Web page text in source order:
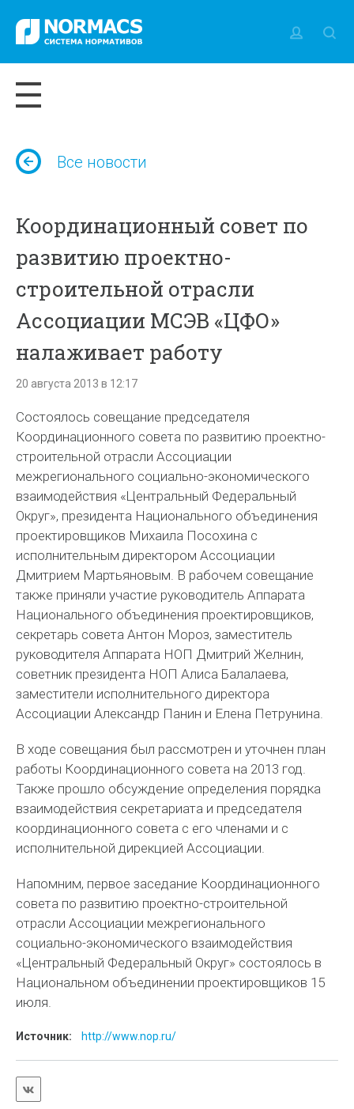
Все новости
Координационный совет по
развитию проектно-
строительной отрасли
Ассоциации МСЭВ «ЦФО»
налаживает работу
20 августа 2013 в 12:17
Состоялось совещание председателя
Координационного совета по развитию проектно-
строительной отрасли Ассоциации
межрегионального социально-экономического
взаимодействия «Центральный Федеральный
Округ», президента Национального объединения
проектировщиков Михаила Посохина с
исполнительным директором Ассоциации
Дмитрием Мартьяновым. В рабочем совещание
также приняли участие руководитель Аппарата
Национального объединения проектировщиков,
секретарь совета Антон Мороз, заместитель
руководителя Аппарата НОП Дмитрий Желнин,
советник президента НОП Алиса Балалаева,
заместители исполнительного директора
Ассоциации Александр Панин и Елена Петрунина.
В ходе совещания был рассмотрен и уточнен план
работы Координационного совета на 2013 год.
Также прошло обсуждение определения порядка
взаимодействия секретариата и председателя
координационного совета с его членами и с
исполнительной дирекцией Ассоциации.
Напомним, первое заседание Координационного
совета по развитию проектно-строительной
отрасли Ассоциации межрегионального
социально-экономического взаимодействия
«Центральный Федеральный Округ» состоялось в
Национальном объединении проектировщиков 15
июля.
Источник: http://www.nop.ru/